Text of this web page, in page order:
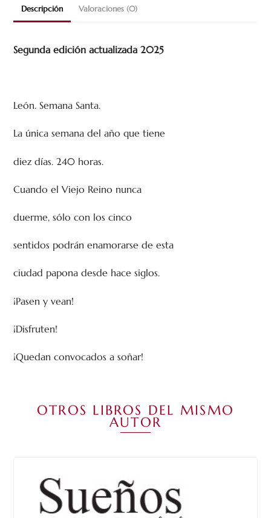
Descripción Valoraciones (0)
Segunda edición actualizada 2025
León. Semana Santa.
La única semana del año que tiene
diez días. 240 horas.
Cuando el Viejo Reino nunca
duerme, sólo con los cinco
sentidos podrán enamorarse de esta
ciudad papona desde hace siglos.
¡Pasen y vean!
¡Disfruten!
¡Quedan convocados a soñar!
OTROS LIBROS DEL MISMO
AUTOR